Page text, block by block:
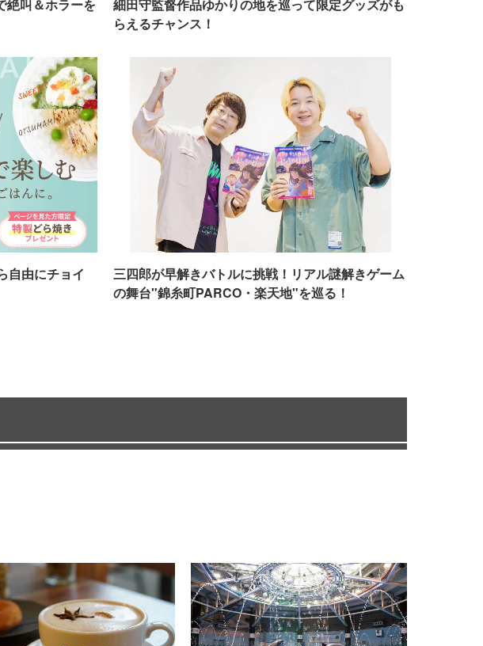
絶叫＆ホラーを
細田守監督作品ゆかりの地を巡って限定グッズがも
らえるチャンス！
自由にチョイ
三四郎が早解きバトルに挑戦！リアル謎解きゲーム
の舞台"錦糸町PARCO・楽天地"を巡る！